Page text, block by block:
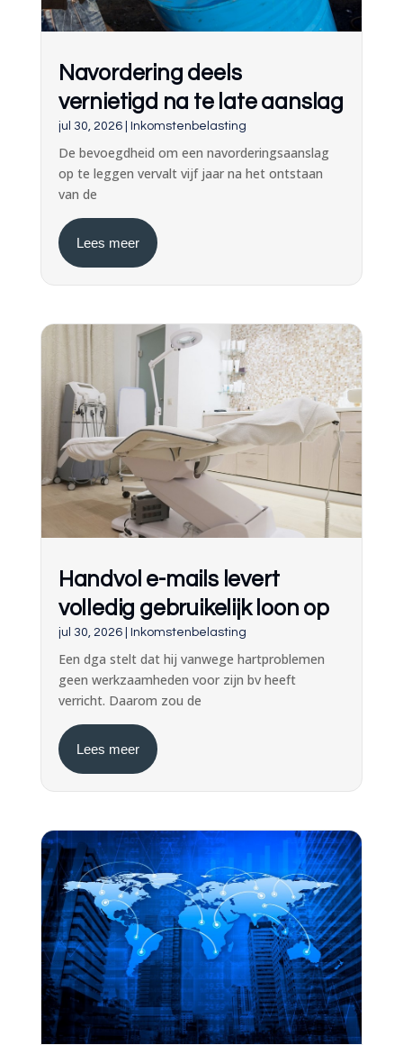
Navordering deels
vernietigd na te late aanslag
jul 30, 2026| Inkomstenbelasting
De bevoegdheid om een navorderingsaanslag
op te leggen vervalt vijf jaar na het ontstaan
van de
Lees meer
Handvol e-mails levert
volledig gebruikelijk loon op
jul 30, 2026| Inkomstenbelasting
Een dga stelt dat hij vanwege hartproblemen
geen werkzaamheden voor zijn bv heeft
verricht. Daarom zou de
Lees meer